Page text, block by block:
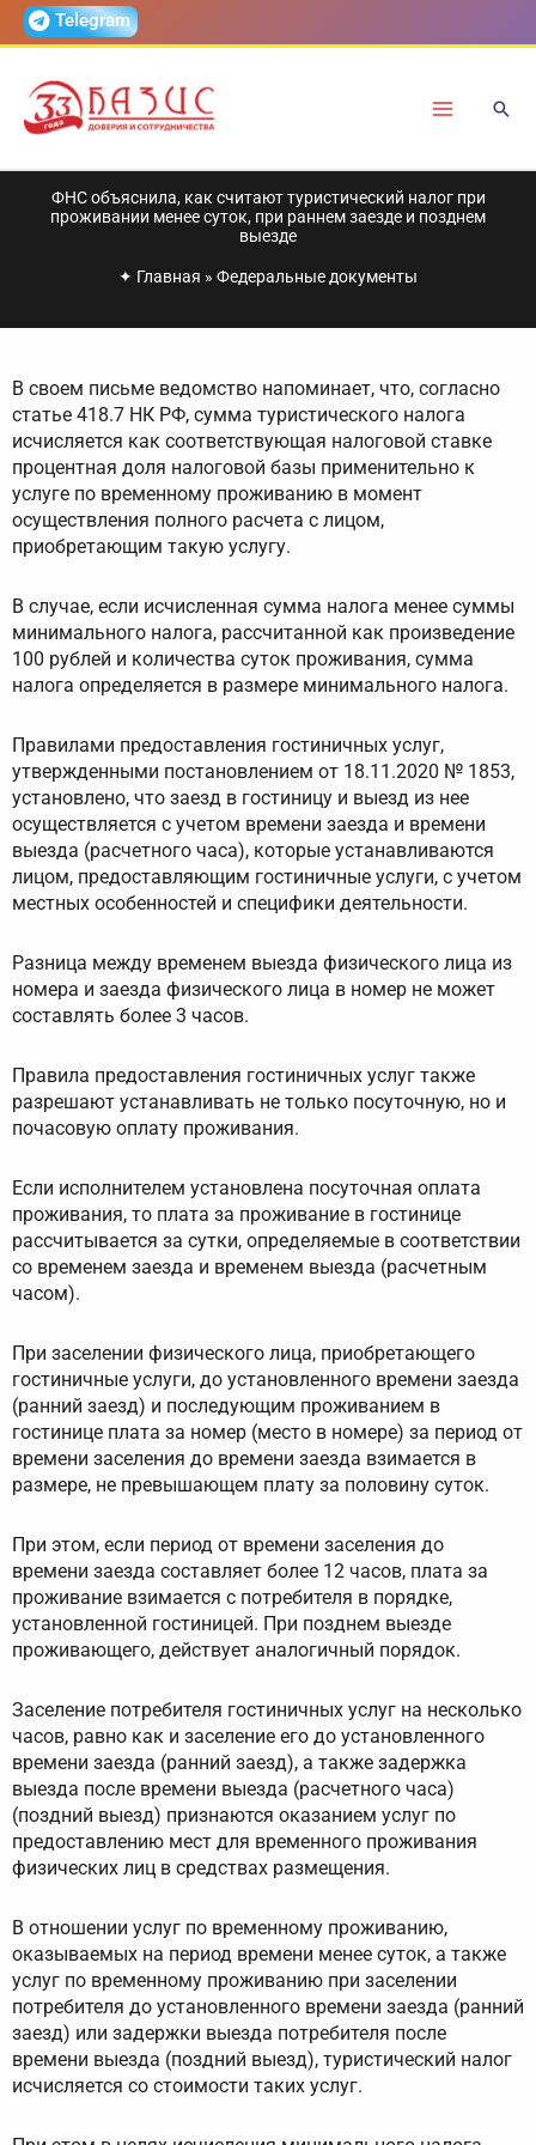
ПерейтиTelegram
ФНС объяснила, как считают туристический налог при
проживании менее суток, при раннем заезде и позднем
выезде
✦ Главная » Федеральные документы
В своем письме ведомство напоминает, что, согласно
статье 418.7 НК РФ, сумма туристического налога
исчисляется как соответствующая налоговой ставке
процентная доля налоговой базы применительно к
услуге по временному проживанию в момент
осуществления полного расчета с лицом,
приобретающим такую услугу.
В случае, если исчисленная сумма налога менее суммы
минимального налога, рассчитанной как произведение
100 рублей и количества суток проживания, сумма
налога определяется в размере минимального налога.
Правилами предоставления гостиничных услуг,
утвержденными постановлением от 18.11.2020 № 1853,
установлено, что заезд в гостиницу и выезд из нее
осуществляется с учетом времени заезда и времени
выезда (расчетного часа), которые устанавливаются
лицом, предоставляющим гостиничные услуги, с учетом
местных особенностей и специфики деятельности.
Разница между временем выезда физического лица из
номера и заезда физического лица в номер не может
составлять более 3 часов.
Правила предоставления гостиничных услуг также
разрешают устанавливать не только посуточную, но и
почасовую оплату проживания.
Если исполнителем установлена посуточная оплата
проживания, то плата за проживание в гостинице
рассчитывается за сутки, определяемые в соответствии
со временем заезда и временем выезда (расчетным
часом).
При заселении физического лица, приобретающего
гостиничные услуги, до установленного времени заезда
(ранний заезд) и последующим проживанием в
гостинице плата за номер (место в номере) за период от
времени заселения до времени заезда взимается в
размере, не превышающем плату за половину суток.
При этом, если период от времени заселения до
времени заезда составляет более 12 часов, плата за
проживание взимается с потребителя в порядке,
установленной гостиницей. При позднем выезде
проживающего, действует аналогичный порядок.
Заселение потребителя гостиничных услуг на несколько
часов, равно как и заселение его до установленного
времени заезда (ранний заезд), а также задержка
выезда после времени выезда (расчетного часа)
(поздний выезд) признаются оказанием услуг по
предоставлению мест для временного проживания
физических лиц в средствах размещения.
В отношении услуг по временному проживанию,
оказываемых на период времени менее суток, а также
услуг по временному проживанию при заселении
потребителя до установленного времени заезда (ранний
заезд) или задержки выезда потребителя после
времени выезда (поздний выезд), туристический налог
исчисляется со стоимости таких услуг.